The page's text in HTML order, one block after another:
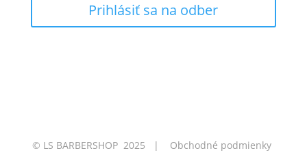
Prihlásiť sa na odber
© LS BARBERSHOP 2025 | Obchodné podmienky